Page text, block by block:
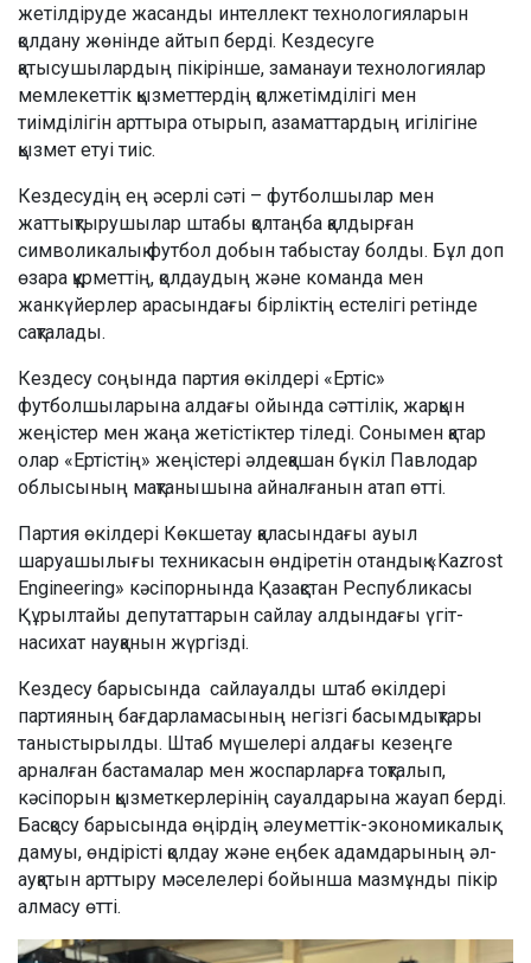
жетілдіруде жасанды интеллект технологияларын
қолдану жөнінде айтып берді. Кездесуге
қатысушылардың пікірінше, заманауи технологиялар
мемлекеттік қызметтердің қолжетімділігі мен
тиімділігін арттыра отырып, азаматтардың игілігіне
қызмет етуі тиіс.
Кездесудің ең әсерлі сәті – футболшылар мен
жаттықтырушылар штабы қолтаңба қалдырған
символикалық футбол добын табыстау болды. Бұл доп
өзара құрметтің, қолдаудың және команда мен
жанкүйерлер арасындағы бірліктің естелігі ретінде
сақталады.
Кездесу соңында партия өкілдері «Ертіс»
футболшыларына алдағы ойында сәттілік, жарқын
жеңістер мен жаңа жетістіктер тіледі. Сонымен қатар
олар «Ертістің» жеңістері әлдеқашан бүкіл Павлодар
облысының мақтанышына айналғанын атап өтті.
Партия өкілдері Көкшетау қаласындағы ауыл
шаруашылығы техникасын өндіретін отандық «Kazrost
Engineering» кәсіпорнында Қазақстан Республикасы
Құрылтайы депутаттарын сайлау алдындағы үгіт-
насихат науқанын жүргізді.
Кездесу барысында сайлауалды штаб өкілдері
партияның бағдарламасының негізгі басымдықтары
таныстырылды. Штаб мүшелері алдағы кезеңге
арналған бастамалар мен жоспарларға тоқталып,
кәсіпорын қызметкерлерінің сауалдарына жауап берді.
Басқосу барысында өңірдің әлеуметтік-экономикалық
дамуы, өндірісті қолдау және еңбек адамдарының әл-
ауқатын арттыру мәселелері бойынша мазмұнды пікір
алмасу өтті.